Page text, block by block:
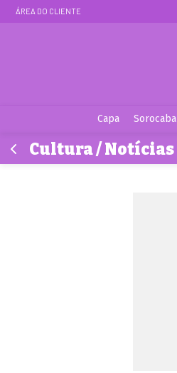
ÁREA DO CLIENTE
Capa Sorocaba
Cultura / Notícias